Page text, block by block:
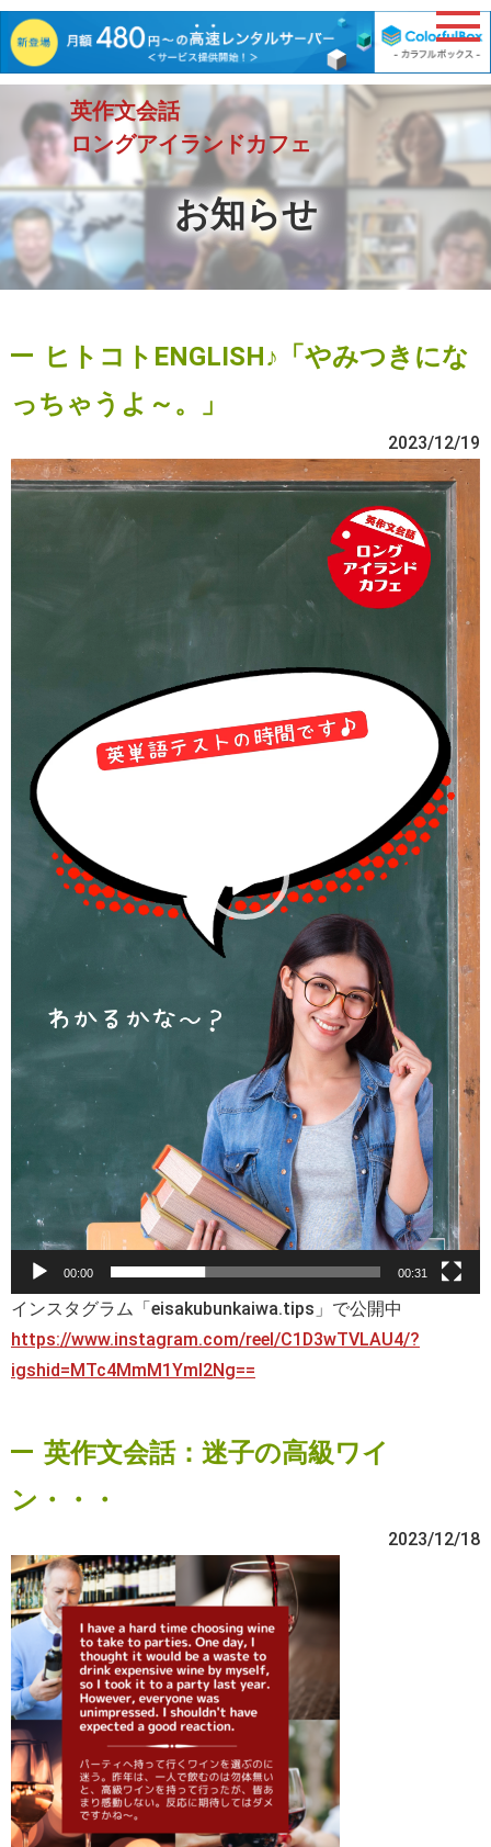
英作文会話
ロングアイランドカフェ
お知らせ
ヒトコトENGLISH♪「やみつきにな
っちゃうよ～。」
2023/12/19
動
00:00 00:31
インスタグラム「eisakubunkaiwa.tips」で公開中
https://www.instagram.com/reel/C1D3wTVLAU4/?
igshid=MTc4MmM1YmI2Ng==
英作文会話：迷子の高級ワイ
ン・・・
2023/12/18